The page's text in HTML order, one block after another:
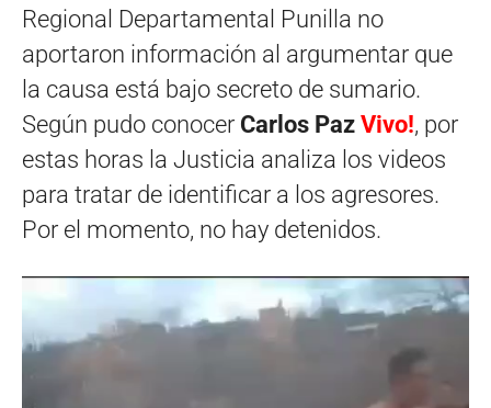
Regional Departamental Punilla no
aportaron información al argumentar que
la causa está bajo secreto de sumario.
Según pudo conocer Carlos Paz Vivo!, por
estas horas la Justicia analiza los videos
para tratar de identificar a los agresores.
Por el momento, no hay detenidos.
Reproductor
de
vídeo